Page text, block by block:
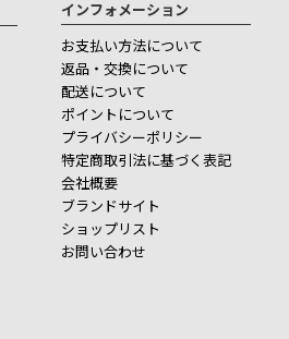
インフォメーション
お支払い方法について
返品・交換について
配送について
ポイントについて
プライバシーポリシー
特定商取引法に基づく表記
会社概要
ブランドサイト
ショップリスト
お問い合わせ